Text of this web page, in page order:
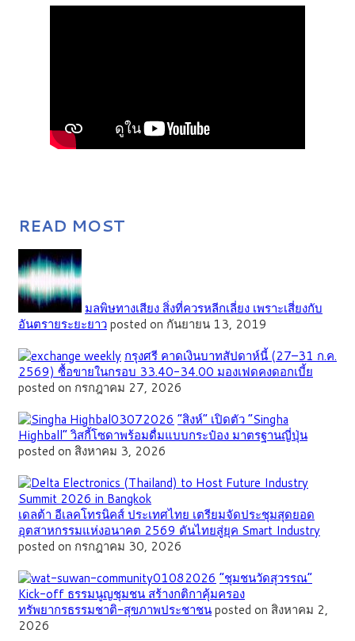
READ MOST
มลพิษทางเสียง สิ่งที่ควรหลีกเลี่ยง เพราะเสี่ยงกับ
อันตรายระยะยาวposted on กันยายน 13, 2019
กรุงศรี คาดเงินบาทสัปดาห์นี้ (27–31 ก.ค.
2569) ซื้อขายในกรอบ 33.40-34.00 มองเฟดคงดอกเบี้ย
posted on กรกฎาคม 27, 2026
“สิงห์” เปิดตัว “Singha
Highball” วิสกี้โซดาพร้อมดื่มแบบกระป๋อง มาตรฐานญี่ปุ่น
posted on สิงหาคม 3, 2026
เดลต้า อีเลคโทรนิคส์ ประเทศไทย เตรียมจัดประชุมสุดยอด
อุตสาหกรรมแห่งอนาคต 2569 ดันไทยสู่ยุค Smart Industry
posted on กรกฎาคม 30, 2026
”ชุมชนวัดสุวรรณ”
Kick-off ธรรมนูญชุมชน สร้างกติกาคุ้มครอง
ทรัพยากรธรรมชาติ-สุขภาพประชาชนposted on สิงหาคม 2,
2026